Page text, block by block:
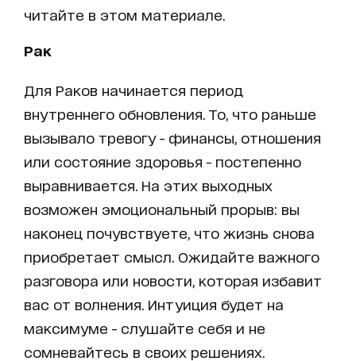
читайте в этом материале.
Рак
Для Раков начинается период
внутреннего обновления. То, что раньше
вызывало тревогу - финансы, отношения
или состояние здоровья - постепенно
выравнивается. На этих выходных
возможен эмоциональный прорыв: вы
наконец почувствуете, что жизнь снова
приобретает смысл. Ожидайте важного
разговора или новости, которая избавит
вас от волнения. Интуиция будет на
максимуме - слушайте себя и не
сомневайтесь в своих решениях.